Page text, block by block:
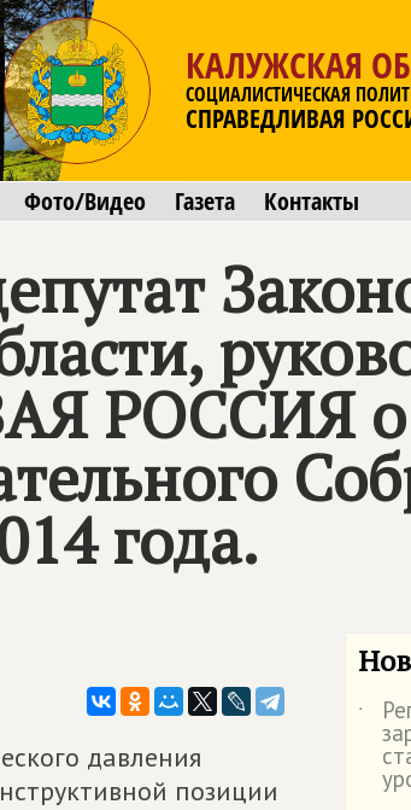
КАЛУЖСКАЯ
СОЦИАЛИСТИЧЕСКАЯ
СПРАВЕДЛИВАЯ
Фото/Видео Газета Контакты
РОССИЯо
года.
давления
позиции
˙